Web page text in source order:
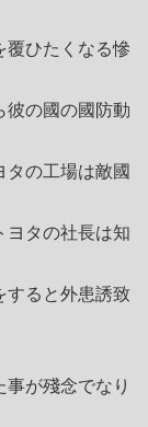
覆ひたくなる慘
彼の國の國防動
タの工場は敵國
ヨタの社長は知
すると外患誘致
が殘念でなり